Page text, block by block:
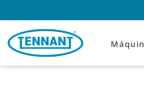
content
navigation
menu